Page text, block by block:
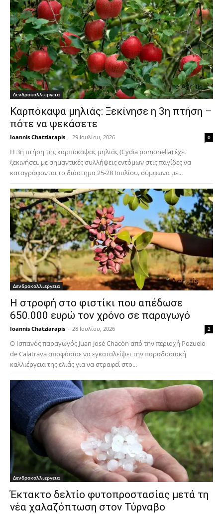
Δενδροκαλλιεργεια
Καρπόκαψα μηλιάς: Ξεκίνησε η 3η πτήση –
πότε να ψεκάσετε
Ioannis Chatziarapis - 29 Ιουλίου, 2026 0
Η 3η πτήση της καρπόκαψας μηλιάς (Cydia pomonella) έχει
ξεκινήσει, με σημαντικές συλλήψεις εντόμων στις παγίδες να
καταγράφονται το διάστημα 25-28 Ιουλίου, σύμφωνα με...
Δενδροκαλλιεργεια
Η στροφή στο φιστίκι που απέδωσε
650.000 ευρώ τον χρόνο σε παραγωγό
Ioannis Chatziarapis - 28 Ιουλίου, 2026 2
Ο Ισπανός παραγωγός Juan José Chacón από την περιοχή Pozuelo
de Calatrava αποφάσισε να εγκαταλείψει την παραδοσιακή
καλλιέργεια της ελιάς για να στραφεί στο...
Δενδροκαλλιεργεια
Έκτακτο δελτίο φυτοπροστασίας μετά τη
νέα χαλαζόπτωση στον Τύρναβο